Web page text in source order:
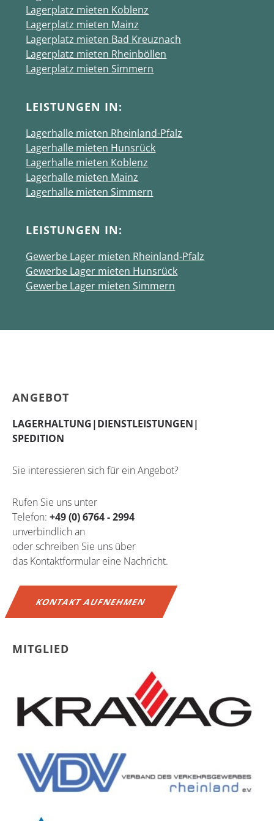
Lagerplatz mieten Koblenz
Lagerplatz mieten Mainz
Lagerplatz mieten Bad Kreuznach
Lagerplatz mieten Rheinböllen
Lagerplatz mieten Simmern
LEISTUNGEN IN:
Lagerhalle mieten Rheinland-Pfalz
Lagerhalle mieten Hunsrück
Lagerhalle mieten Koblenz
Lagerhalle mieten Mainz
Lagerhalle mieten Simmern
LEISTUNGEN IN:
Gewerbe Lager mieten Rheinland-Pfalz
Gewerbe Lager mieten Hunsrück
Gewerbe Lager mieten Simmern
ANGEBOT
LAGERHALTUNG|DIENSTLEISTUNGEN|
SPEDITION
Sie interessieren sich für ein Angebot?
Rufen Sie uns unter
Telefon: +49 (0) 6764 - 2994
unverbindlich an
oder schreiben Sie uns über
das Kontaktformular eine Nachricht.
KONTAKT AUFNEHMEN
MITGLIED